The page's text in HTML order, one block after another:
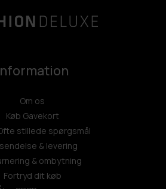
Om os
Køb Gavekort
stillede spørgsmål
& levering
& ombytning
Fortryd dit køb